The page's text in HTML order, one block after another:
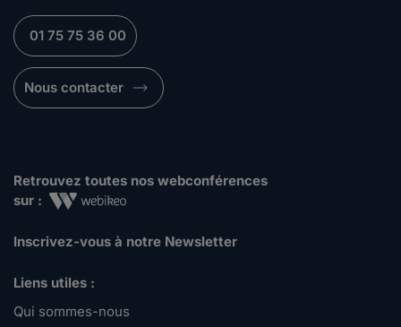
01 75 75 36 00
Nous contacter
Retrouvez toutes nos webconférences
sur :
Inscrivez-vous à notre Newsletter
Liens utiles :
Qui sommes-nous